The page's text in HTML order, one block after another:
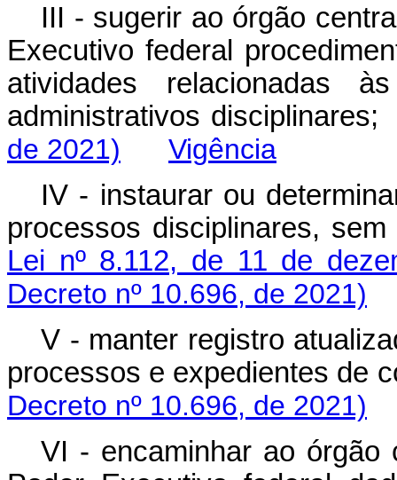
III - sugerir ao órgão
Executivo federal
atividades relacionadas
administrativos
de 2021)
Vigência
IV - instaurar ou
processos disciplinares,
Lei nº 8.112, de 11 de
Decreto nº 10.696, de 2021)
V - manter registro
processos e expedientes
Decreto nº 10.696, de 2021)
VI - encaminhar ao órgão